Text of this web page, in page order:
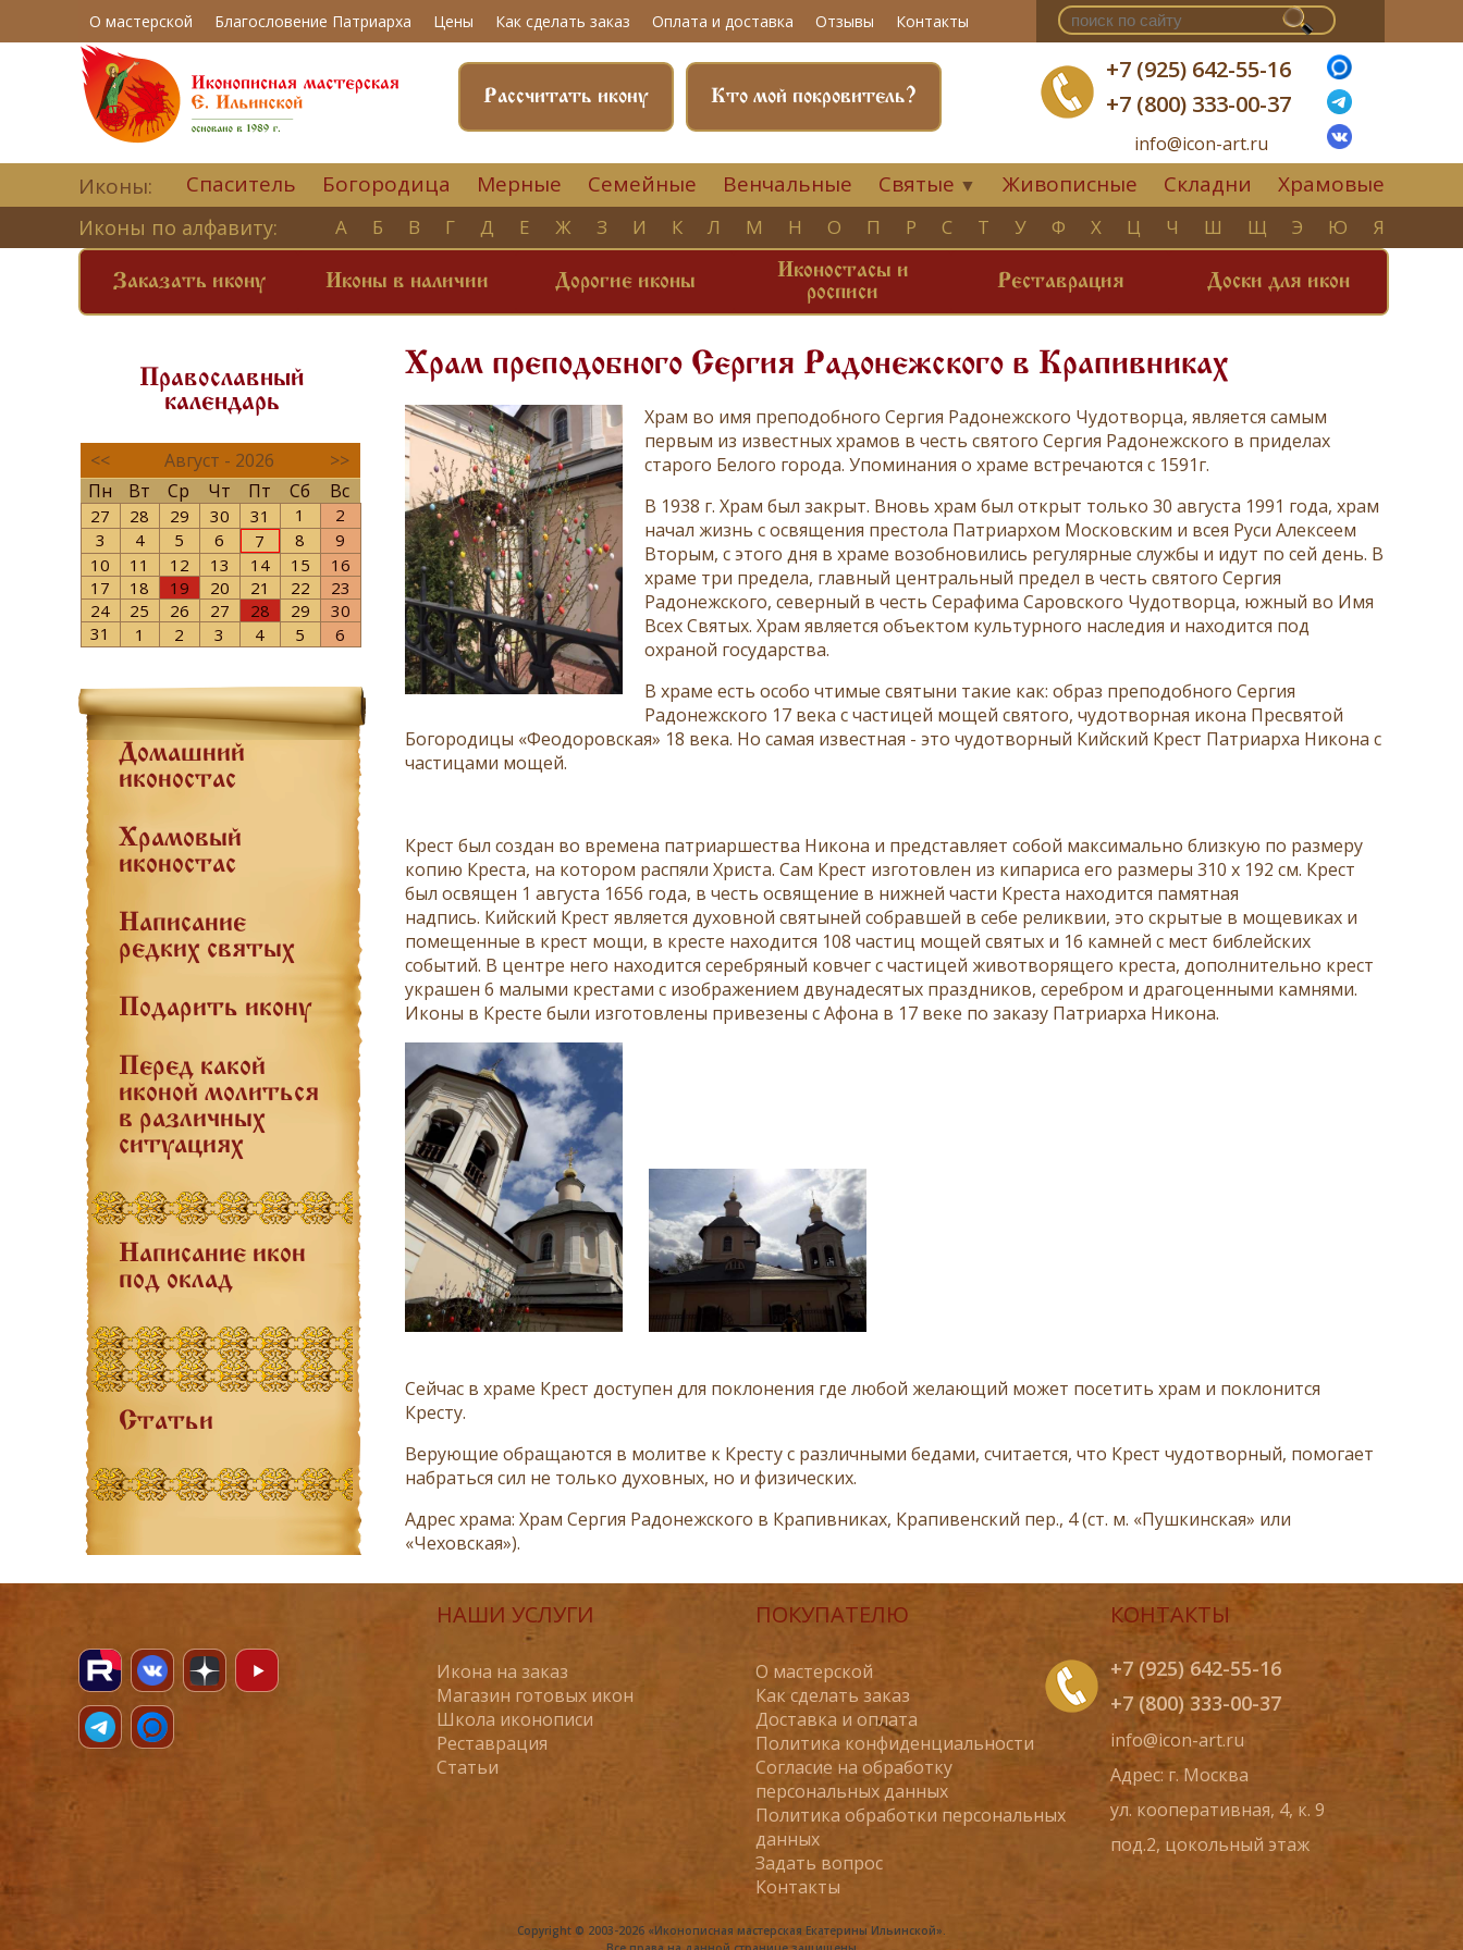
О мастерской Благословение Патриарха Цены Как сделать заказ Оплата и доставка Отзывы Контакты
+7 (925) 642-55-16
+7 (800) 333-00-37
info@icon-art.ru
Кто мой покровитель?
Рассчитать икону
Иконы: Спаситель Богородица Мерные Семейные Венчальные Святые ▼ Живописные Складни Храмовые
Иконы по алфавиту: А Б В Г Д Е Ж З И К Л М Н О П Р С Т У Ф Х Ц Ч Ш Щ Э Ю Я
Заказать икону Иконы в наличии Дорогие иконы
Иконостасы и
росписи
Реставрация Доски для икон
Православный
календарь
<< Август - 2026
>>
Пн
Вт Ср Чт Пт Сб Вс
27 28 29 30 31 1
2
3
4 5 6 7 8
9
10
11 12 13 14 15
16
17
18 19 20 21 22
23
24
25 26 27 28 29
30
31
1 2 3 4 5 6
Домашний
иконостас
Храмовый
иконостас
Написание
редких святых
Подарить икону
Перед какой
иконой молиться
в различных
ситуациях
Написание икон
под оклад
Статьи
Храм преподобного Сергия Радонежского в Крапивниках
Храм во имя преподобного Сергия Радонежского Чудотворца, является самым
первым из известных храмов в честь святого Сергия Радонежского в приделах
старого Белого города. Упоминания о храме встречаются с 1591г.
В 1938 г. Храм был закрыт. Вновь храм был открыт только 30 августа 1991 года, храм
начал жизнь с освящения престола Патриархом Московским и всея Руси Алексеем
Вторым, с этого дня в храме возобновились регулярные службы и идут по сей день. В
храме три предела, главный центральный предел в честь святого Сергия
Радонежского, северный в честь Серафима Саровского Чудотворца, южный во Имя
Всех Святых. Храм является объектом культурного наследия и находится под
охраной государства.
В храме есть особо чтимые святыни такие как: образ преподобного Сергия
Радонежского 17 века с частицей мощей святого, чудотворная икона Пресвятой
Богородицы «Феодоровская» 18 века. Но самая известная - это чудотворный Кийский Крест Патриарха Никона с
частицами мощей.
Крест был создан во времена патриаршества Никона и представляет собой максимально близкую по размеру
копию Креста, на котором распяли Христа. Сам Крест изготовлен из кипариса его размеры 310 х 192 см. Крест
был освящен 1 августа 1656 года, в честь освящение в нижней части Креста находится памятная
надпись. Кийский Крест является духовной святыней собравшей в себе реликвии, это скрытые в мощевиках и
помещенные в крест мощи, в кресте находится 108 частиц мощей святых и 16 камней с мест библейских
событий. В центре него находится серебряный ковчег с частицей животворящего креста, дополнительно крест
украшен 6 малыми крестами с изображением двунадесятых праздников, серебром и драгоценными камнями.
Иконы в Кресте были изготовлены привезены с Афона в 17 веке по заказу Патриарха Никона.
Сейчас в храме Крест доступен для поклонения где любой желающий может посетить храм и поклонится
Кресту.
Верующие обращаются в молитве к Кресту с различными бедами, считается, что Крест чудотворный, помогает
набраться сил не только духовных, но и физических.
Адрес храма: Храм Сергия Радонежского в Крапивниках, Крапивенский пер., 4 (ст. м. «Пушкинская» или
«Чеховская»).
НАШИ УСЛУГИ
Икона на заказ
Магазин готовых икон
Школа иконописи
Реставрация
Статьи
ПОКУПАТЕЛЮ
О мастерской
Как сделать заказ
Доставка и оплата
Политика конфиденциальности
Согласие на обработку
персональных данных
Политика обработки персональных
данных
Задать вопрос
Контакты
КОНТАКТЫ
+7 (925) 642-55-16
+7 (800) 333-00-37
info@icon-art.ru
Адрес: г. Москва
ул. кооперативная, 4, к. 9
под.2, цокольный этаж
Copyright © 2003-2026 «Иконописная мастерская Екатерины Ильинской».